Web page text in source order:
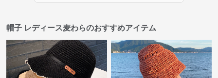
帽子 レディース麦わらのおすすめアイテム